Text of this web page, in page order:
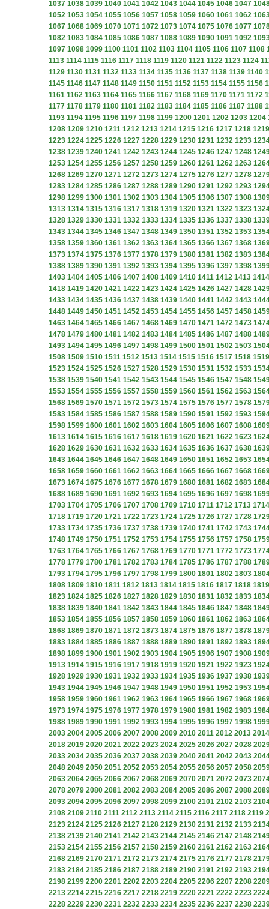
1037 1038 1039 1040 1041 1042 1043 1044 1045 1046 1047
1052 1053 1054 1055 1056 1057 1058 1059 1060 1061 1062
1067 1068 1069 1070 1071 1072 1073 1074 1075 1076 1077
1082 1083 1084 1085 1086 1087 1088 1089 1090 1091 1092
1097 1098 1099 1100 1101 1102 1103 1104 1105 1106 1107 1108
1113 1114 1115 1116 1117 1118 1119 1120 1121 1122 1123 1124
1129 1130 1131 1132 1133 1134 1135 1136 1137 1138 1139 1140
1145 1146 1147 1148 1149 1150 1151 1152 1153 1154 1155 1156
1161 1162 1163 1164 1165 1166 1167 1168 1169 1170 1171 1172
1177 1178 1179 1180 1181 1182 1183 1184 1185 1186 1187 1188
1193 1194 1195 1196 1197 1198 1199 1200 1201 1202 1203 1204
1208 1209 1210 1211 1212 1213 1214 1215 1216 1217 1218 1219
1223 1224 1225 1226 1227 1228 1229 1230 1231 1232 1233
1238 1239 1240 1241 1242 1243 1244 1245 1246 1247 1248
1253 1254 1255 1256 1257 1258 1259 1260 1261 1262 1263
1268 1269 1270 1271 1272 1273 1274 1275 1276 1277 1278
1283 1284 1285 1286 1287 1288 1289 1290 1291 1292 1293
1298 1299 1300 1301 1302 1303 1304 1305 1306 1307 1308
1313 1314 1315 1316 1317 1318 1319 1320 1321 1322 1323
1328 1329 1330 1331 1332 1333 1334 1335 1336 1337 1338
1343 1344 1345 1346 1347 1348 1349 1350 1351 1352 1353
1358 1359 1360 1361 1362 1363 1364 1365 1366 1367 1368
1373 1374 1375 1376 1377 1378 1379 1380 1381 1382 1383
1388 1389 1390 1391 1392 1393 1394 1395 1396 1397 1398
1403 1404 1405 1406 1407 1408 1409 1410 1411 1412 1413 1414
1418 1419 1420 1421 1422 1423 1424 1425 1426 1427 1428
1433 1434 1435 1436 1437 1438 1439 1440 1441 1442 1443
1448 1449 1450 1451 1452 1453 1454 1455 1456 1457 1458
1463 1464 1465 1466 1467 1468 1469 1470 1471 1472 1473
1478 1479 1480 1481 1482 1483 1484 1485 1486 1487 1488
1493 1494 1495 1496 1497 1498 1499 1500 1501 1502 1503
1508 1509 1510 1511 1512 1513 1514 1515 1516 1517 1518 1519
1523 1524 1525 1526 1527 1528 1529 1530 1531 1532 1533
1538 1539 1540 1541 1542 1543 1544 1545 1546 1547 1548
1553 1554 1555 1556 1557 1558 1559 1560 1561 1562 1563
1568 1569 1570 1571 1572 1573 1574 1575 1576 1577 1578
1583 1584 1585 1586 1587 1588 1589 1590 1591 1592 1593
1598 1599 1600 1601 1602 1603 1604 1605 1606 1607 1608
1613 1614 1615 1616 1617 1618 1619 1620 1621 1622 1623
1628 1629 1630 1631 1632 1633 1634 1635 1636 1637 1638
1643 1644 1645 1646 1647 1648 1649 1650 1651 1652 1653
1658 1659 1660 1661 1662 1663 1664 1665 1666 1667 1668
1673 1674 1675 1676 1677 1678 1679 1680 1681 1682 1683
1688 1689 1690 1691 1692 1693 1694 1695 1696 1697 1698
1703 1704 1705 1706 1707 1708 1709 1710 1711 1712 1713 1714
1718 1719 1720 1721 1722 1723 1724 1725 1726 1727 1728
1733 1734 1735 1736 1737 1738 1739 1740 1741 1742 1743
1748 1749 1750 1751 1752 1753 1754 1755 1756 1757 1758
1763 1764 1765 1766 1767 1768 1769 1770 1771 1772 1773
1778 1779 1780 1781 1782 1783 1784 1785 1786 1787 1788
1793 1794 1795 1796 1797 1798 1799 1800 1801 1802 1803
1808 1809 1810 1811 1812 1813 1814 1815 1816 1817 1818 1819
1823 1824 1825 1826 1827 1828 1829 1830 1831 1832 1833
1838 1839 1840 1841 1842 1843 1844 1845 1846 1847 1848
1853 1854 1855 1856 1857 1858 1859 1860 1861 1862 1863
1868 1869 1870 1871 1872 1873 1874 1875 1876 1877 1878
1883 1884 1885 1886 1887 1888 1889 1890 1891 1892 1893
1898 1899 1900 1901 1902 1903 1904 1905 1906 1907 1908
1913 1914 1915 1916 1917 1918 1919 1920 1921 1922 1923
1928 1929 1930 1931 1932 1933 1934 1935 1936 1937 1938
1943 1944 1945 1946 1947 1948 1949 1950 1951 1952 1953
1958 1959 1960 1961 1962 1963 1964 1965 1966 1967 1968
1973 1974 1975 1976 1977 1978 1979 1980 1981 1982 1983
1988 1989 1990 1991 1992 1993 1994 1995 1996 1997 1998
2003 2004 2005 2006 2007 2008 2009 2010 2011 2012 2013 2014
2018 2019 2020 2021 2022 2023 2024 2025 2026 2027 2028
2033 2034 2035 2036 2037 2038 2039 2040 2041 2042 2043
2048 2049 2050 2051 2052 2053 2054 2055 2056 2057 2058
2063 2064 2065 2066 2067 2068 2069 2070 2071 2072 2073
2078 2079 2080 2081 2082 2083 2084 2085 2086 2087 2088
2093 2094 2095 2096 2097 2098 2099 2100 2101 2102 2103
2108 2109 2110 2111 2112 2113 2114 2115 2116 2117 2118 2119
2123 2124 2125 2126 2127 2128 2129 2130 2131 2132 2133
2138 2139 2140 2141 2142 2143 2144 2145 2146 2147 2148
2153 2154 2155 2156 2157 2158 2159 2160 2161 2162 2163
2168 2169 2170 2171 2172 2173 2174 2175 2176 2177 2178
2183 2184 2185 2186 2187 2188 2189 2190 2191 2192 2193
2198 2199 2200 2201 2202 2203 2204 2205 2206 2207 2208
2213 2214 2215 2216 2217 2218 2219 2220 2221 2222 2223
2228 2229 2230 2231 2232 2233 2234 2235 2236 2237 2238